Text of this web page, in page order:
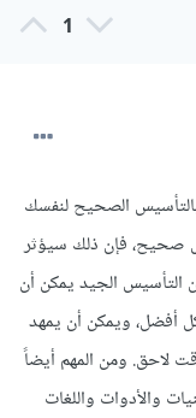
1
الصحيح لنفسك
صحيح، فإن ذلك سيؤثر
التأسيس الجيد يمكن أن
أفضل، ويمكن أن يمهد
لاحق. ومن المهم أيضاً
والأدوات واللغات